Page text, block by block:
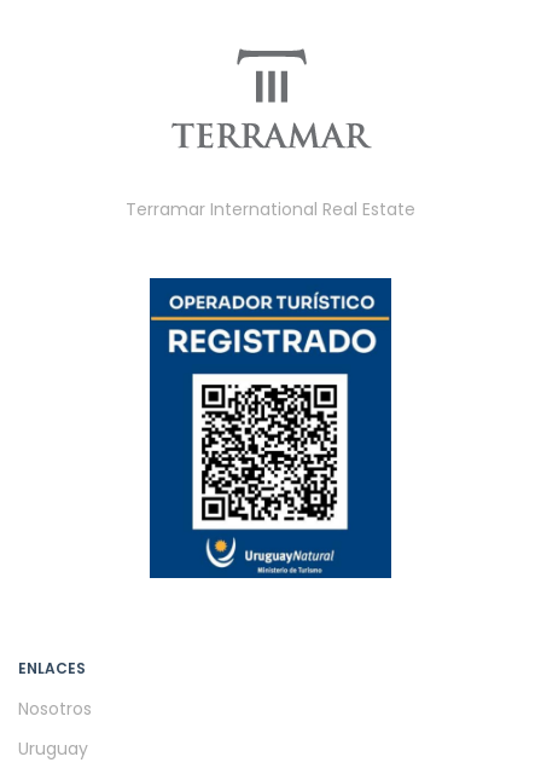
Terramar International Real Estate
ENLACES
Nosotros
Uruguay